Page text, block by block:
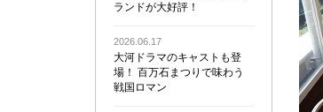
ランドが大好評！
2026.06.17
大河ドラマのキャストも登
場！ 百万石まつりで味わう
戦国ロマン